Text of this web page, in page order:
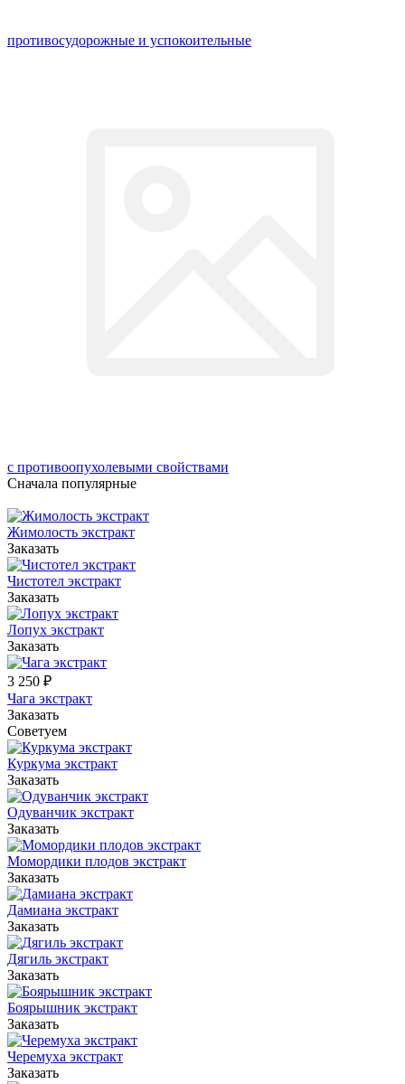
противосудорожные и успокоительные
с противоопухолевыми свойствами
Сначала популярные
Жимолость экстракт
Заказать
Чистотел экстракт
Заказать
Лопух экстракт
Заказать
3 250 ₽
Чага экстракт
Заказать
Советуем
Куркума экстракт
Заказать
Одуванчик экстракт
Заказать
Момордики плодов экстракт
Заказать
Дамиана экстракт
Заказать
Дягиль экстракт
Заказать
Боярышник экстракт
Заказать
Черемуха экстракт
Заказать